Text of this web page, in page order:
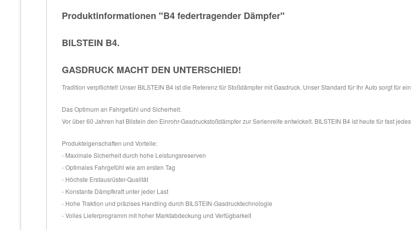
Produktinformationen "B4 federtragender Dämpfer"
BILSTEIN B4.
GASDRUCK MACHT DEN UNTERSCHIED!
Tradition verpflichtet! Unser BILSTEIN B4 ist die Referenz für Stoßdämpfer mit Gasdruck. Unser Standard für Ihr Auto sorgt für
Das Optimum an Fahrgefühl und Sicherheit.
Vor über 60 Jahren hat Bilstein den Einrohr-Gasdruckstoßdämpfer zur Serienreife entwickelt. BILSTEIN B4 ist heute für fast
Produkteigenschaften und Vorteile:
- Maximale Sicherheit durch hohe Leistungsreserven
- Optimales Fahrgefühl wie am ersten Tag
- Höchste Erstausrüster-Qualität
- Konstante Dämpfkraft unter jeder Last
- Hohe Traktion und präzises Handling durch BILSTEIN-Gasdrucktechnologie
- Volles Lieferprogramm mit hoher Marktabdeckung und Verfügbarkeit